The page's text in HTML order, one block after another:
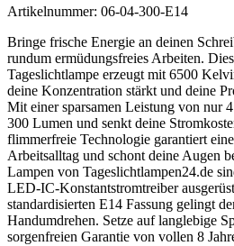
Artikelnummer: 06-04-300-E14
Bringe frische Energie an deinen
rundum ermüdungsfreies Arbeiten.
Tageslichtlampe erzeugt mit 6500
deine Konzentration stärkt und deine
Mit einer sparsamen Leistung von nur
300 Lumen und senkt deine
flimmerfreie Technologie garantiert
Arbeitsalltag und schont deine Augen
Lampen von Tageslichtlampen24.de
LED-IC-Konstantstromtreiber
standardisierten E14 Fassung gelingt
Handumdrehen. Setze auf langlebige
sorgenfreien Garantie von vollen 8